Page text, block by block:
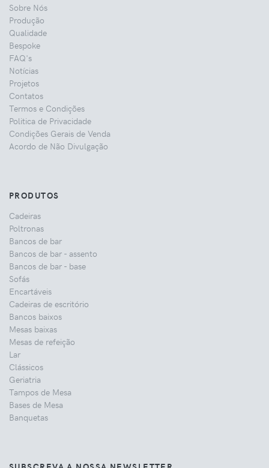
Sobre Nós
Produção
Qualidade
Bespoke
FAQ's
Notícias
Projetos
Contatos
Termos e Condições
Politica de Privacidade
Condições Gerais de Venda
Acordo de Não Divulgação
PRODUTOS
Cadeiras
Poltronas
Bancos de bar
Bancos de bar - assento
Bancos de bar - base
Sofás
Encartáveis
Cadeiras de escritório
Bancos baixos
Mesas baixas
Mesas de refeição
Lar
Clássicos
Geriatria
Tampos de Mesa
Bases de Mesa
Banquetas